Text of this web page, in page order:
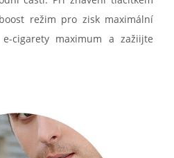
režim pro zisk maximální
cigarety maximum a zažiijte